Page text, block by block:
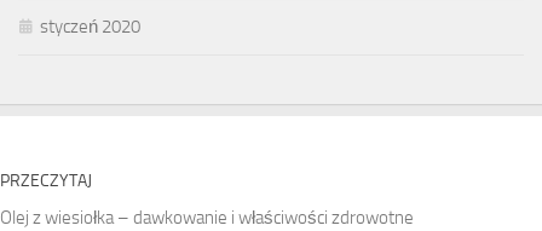
styczeń 2020
PRZECZYTAJ
Olej z wiesiołka – dawkowanie i właściwości zdrowotne